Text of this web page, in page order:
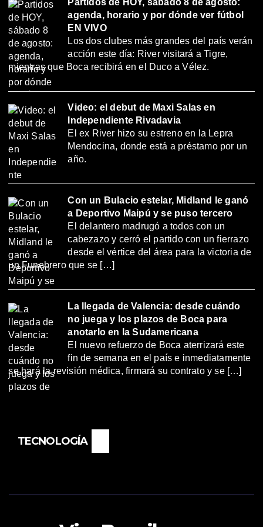
agenda, horario y por dónde ver fútbol
EN VIVO
Los dos clubes más grandes del país verán
acción este día: River visitará a Tigre,
mientras que Boca recibirá en el Duco a Vélez.
Video: el debut de Maxi Salas en
Independiente Rivadavia
El ex River hizo su estreno en la Lepra
Mendocina, donde está a préstamo por un
año.
Con un Bulacio estelar, Midland le ganó
a Deportivo Maipú y se puso tercero
El delantero madrugó a todos con un
cabezazo y cerró el partido con un fierrazo
desde el vértice del área para la victoria de
un Funebrero que se […]
La llegada de Valencia: desde cuándo
no juega y los plazos de Boca para
anotarlo en la Sudamericana
El nuevo refuerzo de Boca aterrizará este
fin de semana en el país e inmediatamente
se hará la revisión médica, firmará su contrato y se […]
TECNOLOGÍA